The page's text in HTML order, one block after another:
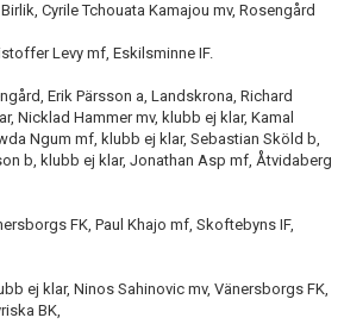
Cyrile Tchouata Kamajou mv, Rosengård
Levy mf, Eskilsminne IF.
Erik Pärsson a, Landskrona, Richard
Nicklad Hammer mv, klubb ej klar, Kamal
Ngum mf, klubb ej klar, Sebastian Sköld b,
b, klubb ej klar, Jonathan Asp mf, Åtvidaberg
FK, Paul Khajo mf, Skoftebyns IF,
ej klar, Ninos Sahinovic mv, Vänersborgs FK,
BK,